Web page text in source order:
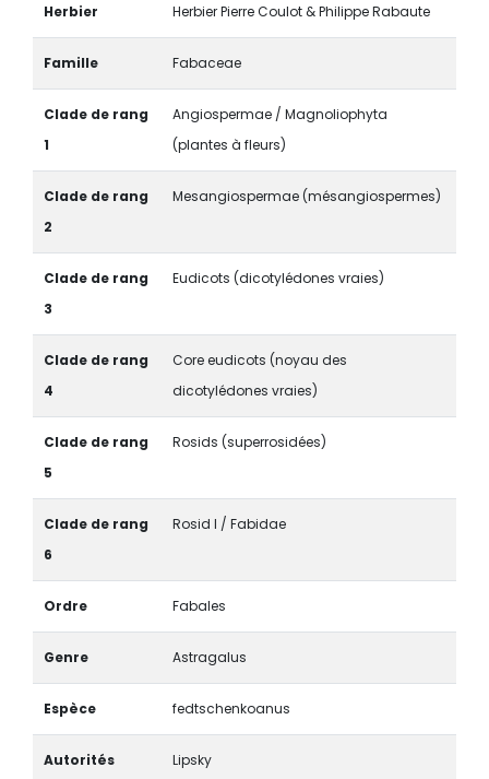
Herbier Herbier Pierre Coulot & Philippe Rabaute
Famille Fabaceae
Clade de rang
1
Angiospermae / Magnoliophyta
(plantes à fleurs)
Clade de rang
2
Mesangiospermae (mésangiospermes)
Clade de rang
3
Eudicots (dicotylédones vraies)
Clade de rang
4
Core eudicots (noyau des
dicotylédones vraies)
Clade de rang
5
Rosids (superrosidées)
Clade de rang
6
Rosid I / Fabidae
Ordre Fabales
Genre Astragalus
Espèce fedtschenkoanus
Autorités
Lipsky